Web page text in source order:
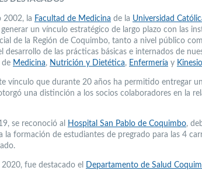
2002, la Facultad de Medicina de la Universidad
un vínculo estratégico de largo plazo con las
de la Región de Coquimbo, tanto a nivel público
desarrollo de las prácticas básicas e internados de
de Medicina, Nutrición y Dietética, Enfermería y
vínculo que durante 20 años ha permitido entregar un
una distinción a los socios colaboradores en la
se reconoció al Hospital San Pablo de Coquimbo,
la formación de estudiantes de pregrado para las 4
fue destacado el Departamento de Salud